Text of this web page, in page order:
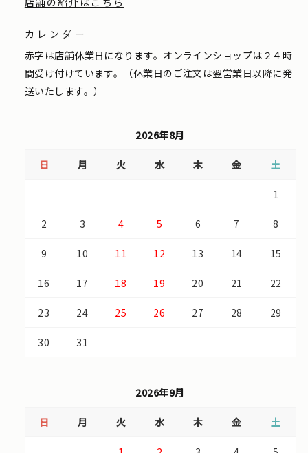
カレンダー
赤字は店舗休業日になります。オンラインショップは２４時
間受け付けています。（休業日のご注文は翌営業日以降に発
送いたします。）
2026年8月
日 月 火 水 木 金 土
1
2 3 4 5 6 7 8
9 10 11 12 13 14 15
16 17 18 19 20 21 22
23 24 25 26 27 28 29
30 31
2026年9月
日 月 火 水 木 金 土